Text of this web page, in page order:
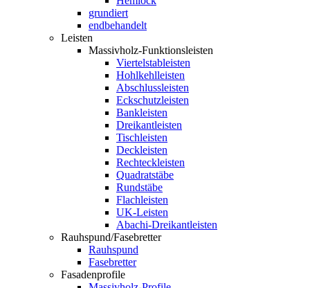
grundiert
endbehandelt
Leisten
Massivholz-Funktionsleisten
Viertelstableisten
Hohlkehlleisten
Abschlussleisten
Eckschutzleisten
Bankleisten
Dreikantleisten
Tischleisten
Deckleisten
Rechteckleisten
Quadratstäbe
Rundstäbe
Flachleisten
UK-Leisten
Abachi-Dreikantleisten
Rauhspund/Fasebretter
Rauhspund
Fasebretter
Fasadenprofile